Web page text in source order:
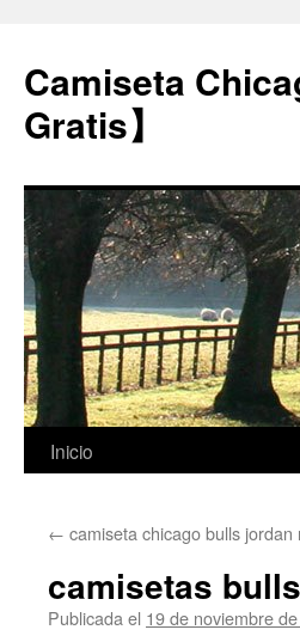
Camiseta
Gratis】
Saltar
contenido
Inicio
← camiseta chicago bulls jordan
camisetas
Publicada el 19 de noviembre de